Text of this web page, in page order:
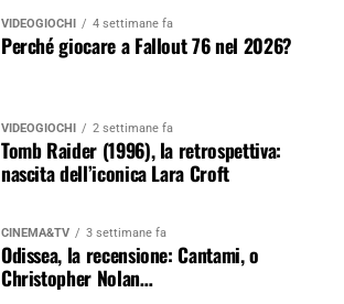
VIDEOGIOCHI 4 settimane fa
Perché giocare a Fallout 76 nel 2026?
VIDEOGIOCHI 2 settimane fa
Tomb Raider (1996), la retrospettiva:
nascita dell’iconica Lara Croft
CINEMA&TV 3 settimane fa
Odissea, la recensione: Cantami, o
Christopher Nolan…